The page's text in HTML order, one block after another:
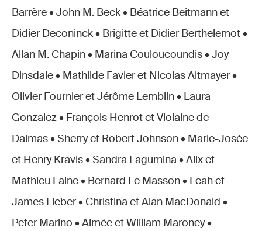
Barrère • John M. Beck • Béatrice Beitmann et
Didier Deconinck • Brigitte et Didier Berthelemot •
Allan M. Chapin • Marina Couloucoundis • Joy
Dinsdale • Mathilde Favier et Nicolas Altmayer •
Olivier Fournier et Jérôme Lemblin • Laura
Gonzalez • François Henrot et Violaine de
Dalmas • Sherry et Robert Johnson • Marie-Josée
et Henry Kravis • Sandra Lagumina • Alix et
Mathieu Laine • Bernard Le Masson • Leah et
James Lieber • Christina et Alan MacDonald •
Peter Marino • Aimée et William Maroney •